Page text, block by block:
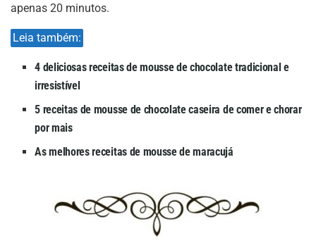
apenas 20 minutos.
Leia também:
4 deliciosas receitas de mousse de chocolate tradicional e
irresistível
5 receitas de mousse de chocolate caseira de comer e chorar
por mais
As melhores receitas de mousse de maracujá